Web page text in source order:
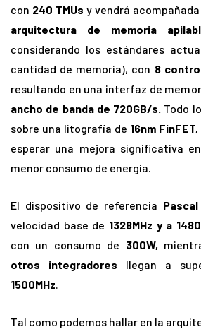
con 240 TMUs y vendrá acompañada
arquitectura de memoria
considerando los estándares
cantidad de memoria), con 8
resultando en una interfaz de
ancho de banda de 720GB/s. Todo
sobre una litografía de 16nm FinFET,
esperar una mejora significativa
menor consumo de energía.
El dispositivo de referencia Pascal
velocidad base de 1328MHz y a
con un consumo de 300W,
otros integradores llegan a
1500MHz.
Tal como podemos hallar en la